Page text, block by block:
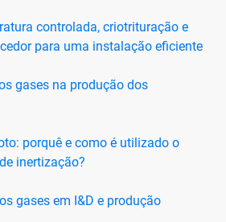
controlada, criotrituração e
para uma instalação eficiente
gases na produção dos
porquê e como é utilizado o
inertização?
gases em I&D e produção